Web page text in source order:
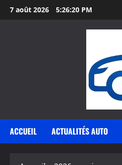
Aller
au
7 août 2026 5:26:21 PM
ACCUEIL ACTUALITÉS AUTO